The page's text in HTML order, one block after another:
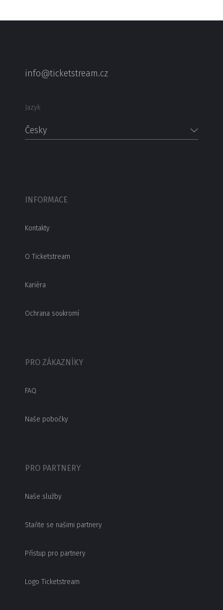
info@ticketstream.cz
Jazyk
Česky
INFORMACE
Kontakty
O Ticketstream
Kariéra
Ochrana soukromí
PRO ZÁKAZNÍKY
FAQ
Naše pobočky
PRO PARTNERY
Naše služby
Staňte se našimi partnery
Přístup pro partnery
Logo Ticketstream